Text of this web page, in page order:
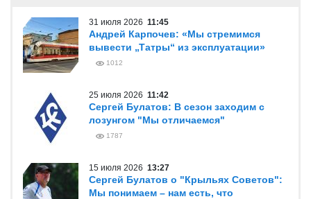
31 июля 2026 11:45
Андрей Карпочев: «Мы стремимся
вывести „Татры“ из эксплуатации»
1012
25 июля 2026 11:42
Сергей Булатов: В сезон заходим с
лозунгом "Мы отличаемся"
1787
15 июля 2026 13:27
Сергей Булатов о "Крыльях Советов":
Мы понимаем – нам есть, что